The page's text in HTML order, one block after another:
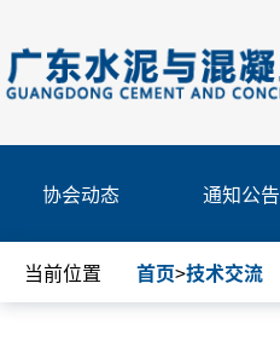
协会动态 通知公告
当前位置 首页>技术交流